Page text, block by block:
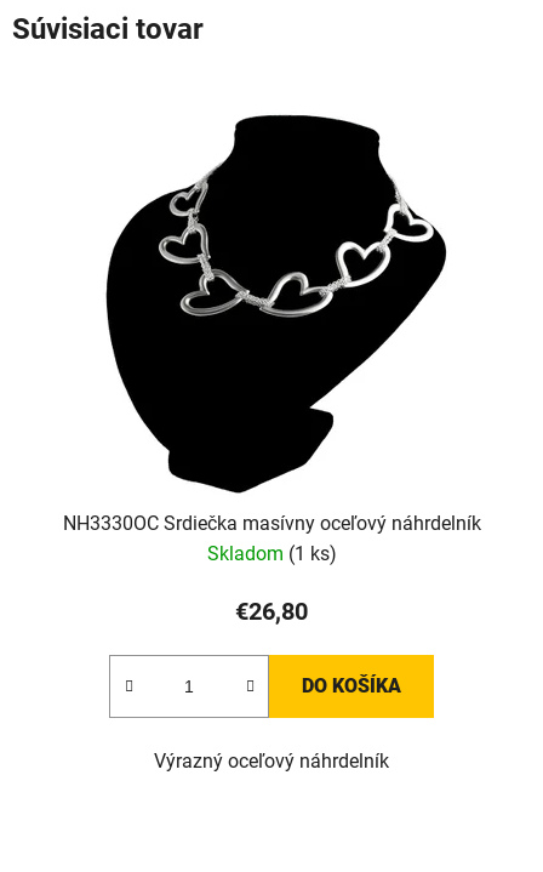
Súvisiaci tovar
NH3330OC Srdiečka masívny oceľový náhrdelník
Skladom (1 ks)
€26,80
DO KOŠÍKA
Výrazný oceľový náhrdelník